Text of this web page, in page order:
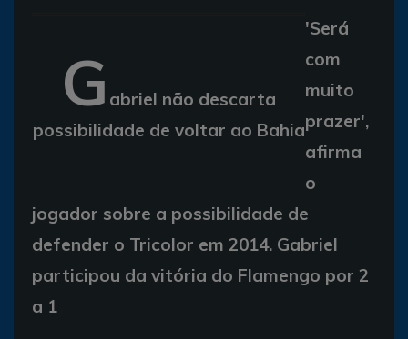
G abriel não descarta
possibilidade de voltar ao Bahia
'Será
com
muito
prazer',
afirma
o
jogador sobre a possibilidade de
defender o Tricolor em 2014. Gabriel
participou da vitória do Flamengo por 2
a 1